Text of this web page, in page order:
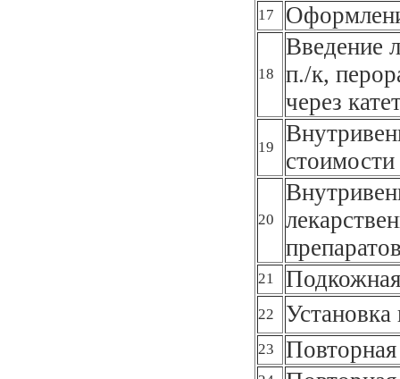
17
18
Введение
п./к,
через
19
20
21
22 Установка
23